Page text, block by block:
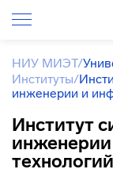
НИУ МИЭТ/
Институты/
инженерии и
Институт